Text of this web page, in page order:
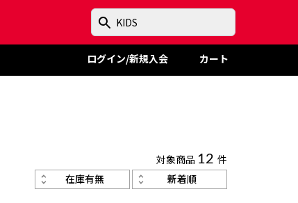
ログイン/新規入会 カート
対象商品 12 件
在庫有無
新着順